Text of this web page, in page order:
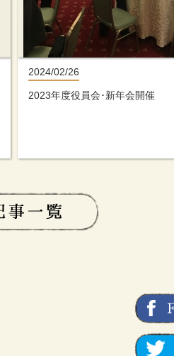
2024/02/26
2023年度役員会･新年会開催